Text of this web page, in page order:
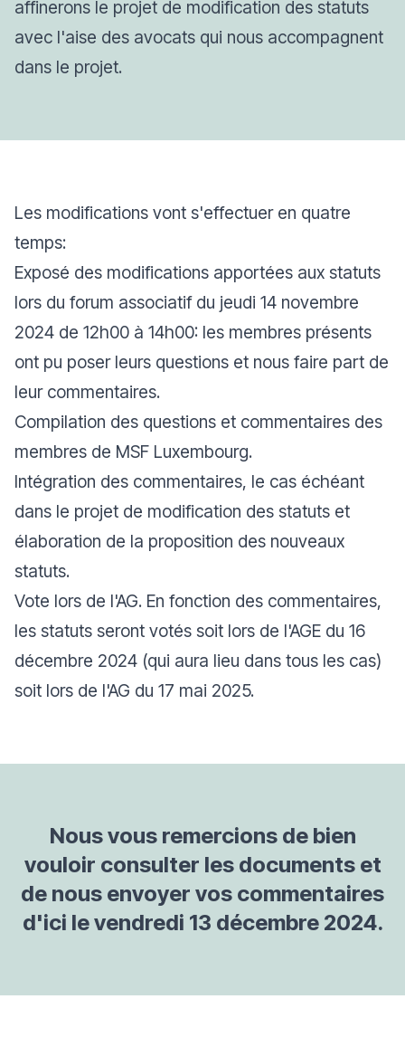
affinerons le projet de modification des statuts
avec l'aise des avocats qui nous accompagnent
dans le projet.
Les modifications vont s'effectuer en quatre
temps:
Exposé des modifications apportées aux statuts
lors du forum associatif du jeudi 14 novembre
2024 de 12h00 à 14h00: les membres présents
ont pu poser leurs questions et nous faire part de
leur commentaires.
Compilation des questions et commentaires des
membres de MSF Luxembourg.
Intégration des commentaires, le cas échéant
dans le projet de modification des statuts et
élaboration de la proposition des nouveaux
statuts.
Vote lors de l'AG. En fonction des commentaires,
les statuts seront votés soit lors de l'AGE du 16
décembre 2024 (qui aura lieu dans tous les cas)
soit lors de l'AG du 17 mai 2025.
Nous vous remercions de bien
vouloir consulter les documents et
de nous envoyer vos commentaires
d'ici le vendredi 13 décembre 2024.